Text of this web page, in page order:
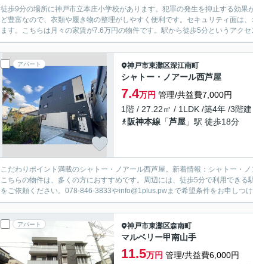
徒歩9分の場所に神戸市立本庄小学校があります。犯罪の発生を抑止する効
ど豊富なので、衣類や履き物の整理がしやすく便利です。セキュリティ面は
ます。こちらは月々の家賃が7.6万円の物件です。駅から徒歩5分というアク
アパート 神戸市東灘区深江南町
シャトー・ノアール西芦屋
7.4万円 管理/共益費7,000円
1階 / 27.22㎡ / 1LDK /築4年 /3階建
阪神本線 「芦屋 」駅 徒歩18分
こだわりポイント満載のシャトー・ノアール西芦屋。新着情報：シャトー・
こちらの物件は、多くの方におすすめです。周辺には、徒歩5分で利用でき
をご依頼ください。078-846-3833やinfo@1plus.pwまで希望条件をお申しつ
アパート 神戸市東灘区森南町
マルベリー甲南山手
11.5万円 管理/共益費6,000円